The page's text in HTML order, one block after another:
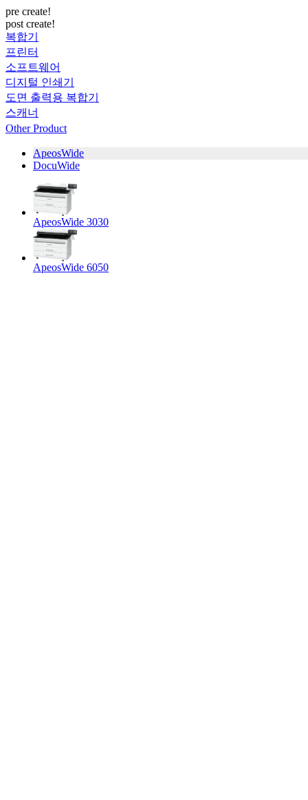
pre create!
post create!
복합기
프린터
소프트웨어
디지털 인쇄기
도면 출력용 복합기
스캐너
Other Product
ApeosWide
DocuWide
ApeosWide 3030
ApeosWide 6050